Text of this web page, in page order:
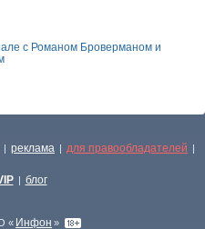
с Романом Броверманом и
| реклама | для правообладателей |
| блог
« Инфон »